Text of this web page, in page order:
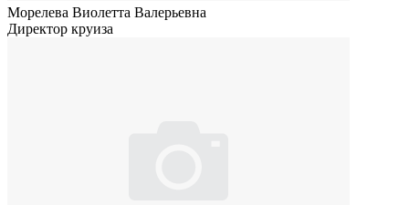
Морелева Виолетта Валерьевна
Директор круиза